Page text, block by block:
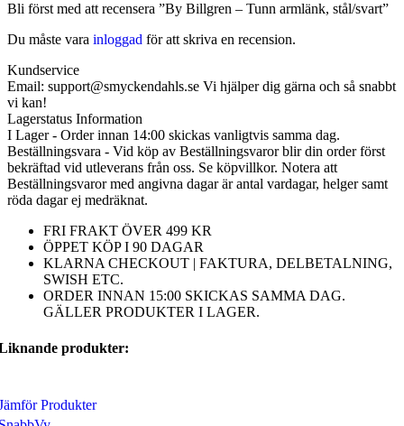
Bli först med att recensera ”By Billgren – Tunn armlänk, stål/svart”
Du måste vara inloggad för att skriva en recension.
Kundservice
Email: support@smyckendahls.se Vi hjälper dig gärna och så snabbt
vi kan!
Lagerstatus Information
I Lager - Order innan 14:00 skickas vanligtvis samma dag.
Beställningsvara - Vid köp av Beställningsvaror blir din order först
bekräftad vid utleverans från oss. Se köpvillkor. Notera att
Beställningsvaror med angivna dagar är antal vardagar, helger samt
röda dagar ej medräknat.
FRI FRAKT ÖVER 499 KR
ÖPPET KÖP I 90 DAGAR
KLARNA CHECKOUT | FAKTURA, DELBETALNING,
SWISH ETC.
ORDER INNAN 15:00 SKICKAS SAMMA DAG.
GÄLLER PRODUKTER I LAGER.
produkter:
Produkter